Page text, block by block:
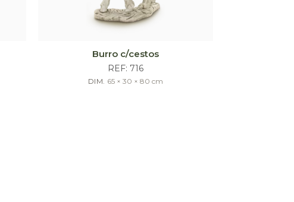
Burro c/cestos
REF: 716
DIM. 65 × 30 × 80 cm